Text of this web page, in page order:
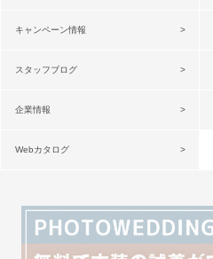
キャンペーン情報
スタッフブログ
企業情報
Webカタログ